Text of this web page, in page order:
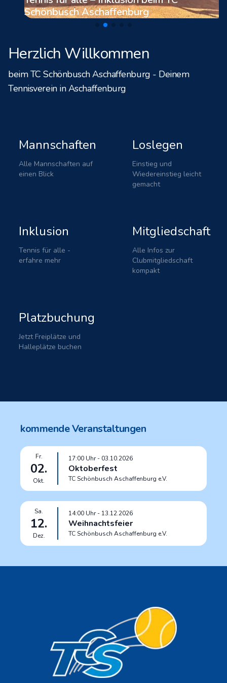
Schönbusch Aschaffenburg
Herzlich Willkommen
beim TC Schönbusch Aschaffenburg - Deinem
Tennisverein in Aschaffenburg
Mannschaften
Alle Mannschaften auf
einen Blick
Loslegen
Einstieg und
Wiedereinstieg leicht
gemacht
Inklusion
Tennis für alle -
erfahre mehr
Mitgliedschaft
Alle Infos zur
Clubmitgliedschaft
kompakt
Platzbuchung
Jetzt Freiplätze und
Halleplätze buchen
kommende Veranstaltungen
Fr.
02.
Okt.
17:00 Uhr- 03.10.2026
Oktoberfest
TC Schönbusch Aschaffenburg e.V.
Sa.
12.
Dez.
14:00 Uhr- 13.12.2026
Weihnachtsfeier
TC Schönbusch Aschaffenburg e.V.